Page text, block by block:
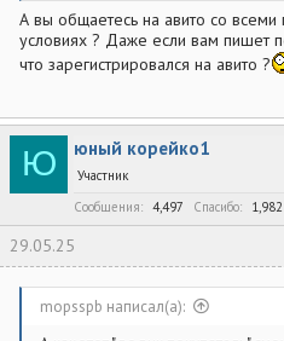
А вы общаетесь на авито со
условиях ? Даже если вам пишет
что зарегистрировался на авито ?
Ю юный корейко1
Участник
Сообщения
4,497 Спасибо 1,982
29.05.25
mopsspb написал(а):